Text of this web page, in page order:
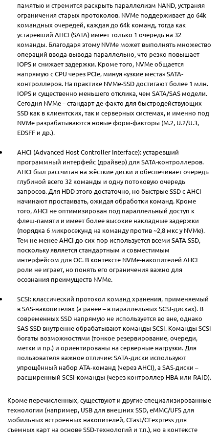
памятью и стремится раскрыть параллелизм NAND, устраняя
ограничения старых протоколов. NVMe поддерживает до 64k
командных очередей, каждая до 64k команд, тогда как
устаревший AHCI (SATA) имеет только 1 очередь на 32
команды. Благодаря этому NVMe может выполнять множество
операций ввода-вывода параллельно, что резко повышает
IOPS и снижает задержки. Кроме того, NVMe общается
напрямую с CPU через PCIe, минуя «узкие места» SATA-
контроллеров. На практике NVMe-SSD достигают более 1 млн.
IOPS и существенно меньшего отклика, чем SATA/SAS модели.
Сегодня NVMe – стандарт де-факто для быстродействующих
SSD как в клиентских, так и серверных системах, и именно под
NVMe разрабатываются новые форм-факторы (M.2, U.2/U.3,
EDSFF и др.).
AHCI (Advanced Host Controller Interface): устаревший
программный интерфейс (драйвер) для SATA-контроллеров.
AHCI был рассчитан на жёсткие диски и обеспечивает очередь
глубиной всего 32 команды и одну потоковую очередь
запросов. Для HDD этого достаточно, но быстрые SSD с AHCI
начинают простаивать, ожидая обработки команд. Кроме
того, AHCI не оптимизирован под параллельный доступ к
флеш-памяти и имеет более высокие накладные задержки
(порядка 6 микросекунд на команду против ~2,8 мкс у NVMe).
Тем не менее AHCI до сих пор используется всеми SATA SSD,
поскольку является стандартным и совместимым
интерфейсом для ОС. В контексте NVMe-накопителей AHCI
роли не играет, но понять его ограничения важно для
осознания преимуществ NVMe.
SCSI: классический протокол команд хранения, применяемый
в SAS-накопителях (а ранее – в параллельных SCSI-дисках). В
современных SSD напрямую не используется во вне, однако
SAS SSD внутренне обрабатывают команды SCSI. Команды SCSI
богаты возможностями (тонкое резервирование, очереди,
метки и пр.) и ориентированы на серверные нагрузки. Для
пользователя важное отличие: SATA-диски используют
упрощённый набор ATA-команд (через AHCI), а SAS-диски –
расширенный SCSI-команды (через контроллер HBA или RAID).
Кроме перечисленных, существуют и другие специализированные
технологии (например, USB для внешних SSD, eMMC/UFS для
мобильных встроенных накопителей, CFast/CFexpress для
съемных карт на основе SSD-технологий и т.п.), но в контексте